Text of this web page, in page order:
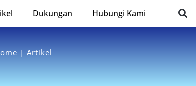
Dukungan Hubungi Kami
| Artikel